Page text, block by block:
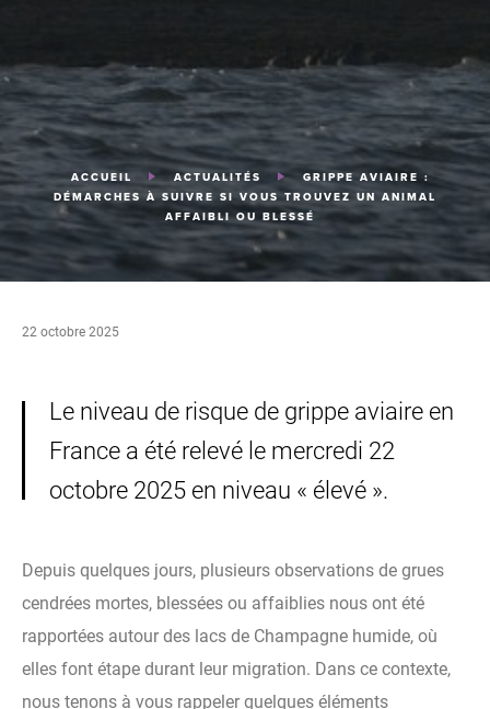
ACCUEIL ACTUALITÉS
GRIPPE AVIAIRE :
DÉMARCHES À SUIVRE SI VOUS TROUVEZ UN ANIMAL
AFFAIBLI OU BLESSÉ
22 octobre 2025
Le niveau de risque de grippe aviaire en
France a été relevé le mercredi 22
octobre 2025 en niveau « élevé ».
Depuis quelques jours, plusieurs observations de grues
cendrées mortes, blessées ou affaiblies nous ont été
rapportées autour des lacs de Champagne humide, où
elles font étape durant leur migration. Dans ce contexte,
nous tenons à vous rappeler quelques éléments